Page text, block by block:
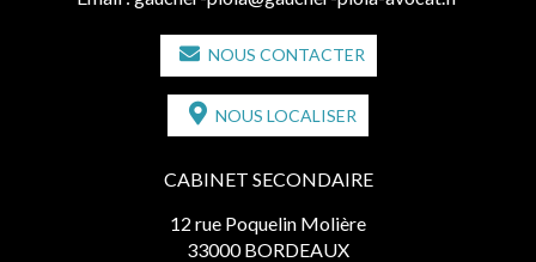
NOUS CONTACTER
NOUS LOCALISER
CABINET SECONDAIRE
12 rue Poquelin Molière
33000 BORDEAUX